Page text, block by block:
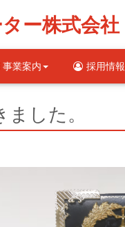
ー株式会社
事業案内 採用情報
した。